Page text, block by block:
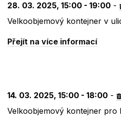
28. 03. 2025, 15:00 - 19:00 -
Velkoobjemový kontejner v
Přejít na více informací
14. 03. 2025, 15:00 - 18:00 -
Velkoobjemový kontejner pro